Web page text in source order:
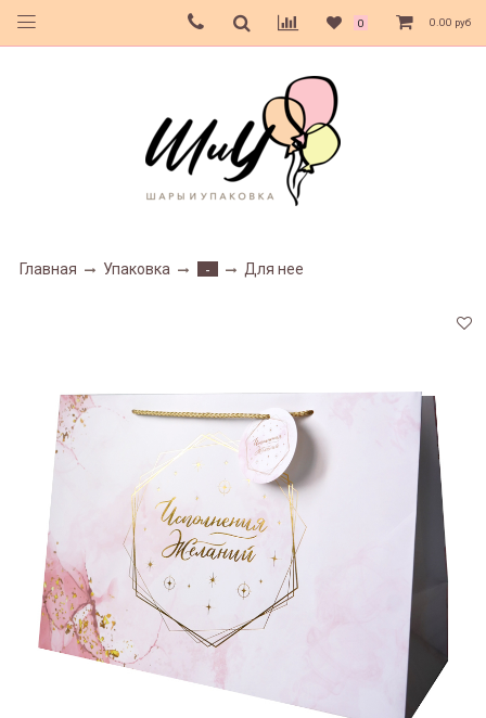
0 0.00 руб
Главная Упаковка - Для нее